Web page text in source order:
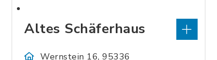
Altes Schäferhaus
Wernstein 16, 95336